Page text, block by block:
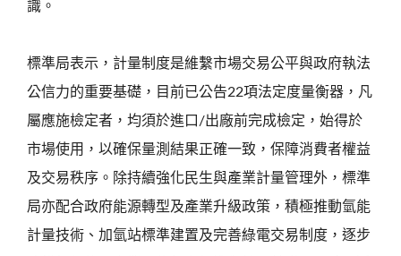
識。
標準局表示，計量制度是維繫市場交易公平與政府執法
公信力的重要基礎，目前已公告22項法定度量衡器，凡
屬應施檢定者，均須於進口/出廠前完成檢定，始得於
市場使用，以確保量測結果正確一致，保障消費者權益
及交易秩序。除持續強化民生與產業計量管理外，標準
局亦配合政府能源轉型及產業升級政策，積極推動氫能
計量技術、加氫站標準建置及完善綠電交易制度，逐步